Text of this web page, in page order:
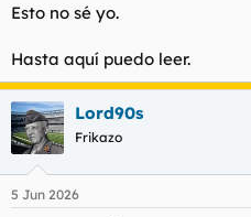
Esto no sé yo.
Hasta aquí puedo leer.
Lord90s
Frikazo
5 Jun 2026